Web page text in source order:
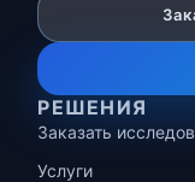
РЕШЕНИЯ
Заказать
Услуги